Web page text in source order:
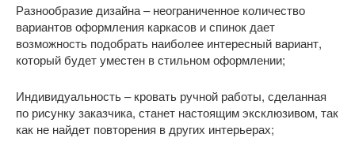
Разнообразие дизайна – неограниченное количество
вариантов оформления каркасов и спинок дает
возможность подобрать наиболее интересный вариант,
который будет уместен в стильном оформлении;
Индивидуальность – кровать ручной работы, сделанная
по рисунку заказчика, станет настоящим эксклюзивом, так
как не найдет повторения в других интерьерах;